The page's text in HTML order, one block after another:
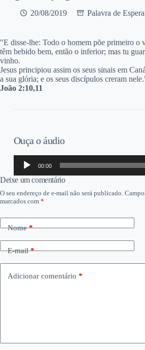
20/08/2019 Palavra de
"E disse-lhe: Todo o homem põe primeiro o
têm bebido bem, então o inferior; mas tu
vinho.
Jesus principiou assim os seus sinais em
a sua glória; e os seus discípulos creram
João 2:10,11
Ouça o áudio
Tocador
áudio
00:00
Deixe um comentário
O seu endereço de e-mail não será publicado.
marcados com *
Nome*
E-mail*
Adicionar comentário *